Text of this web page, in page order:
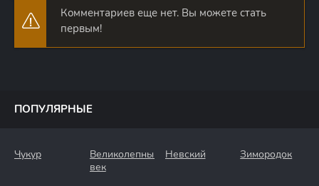
Комментариев еще нет. Вы можете стать
первым!
ПОПУЛЯРНЫЕ
Чукур
Великолепный
век
Невский Зимородок